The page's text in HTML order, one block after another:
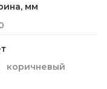
мм
коричневый